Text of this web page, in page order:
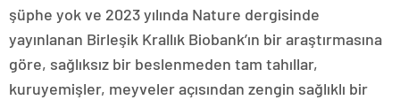
şüphe yok ve 2023 yılında Nature dergisinde
yayınlanan Birleşik Krallık Biobank’ın bir araştırmasına
göre, sağlıksız bir beslenmeden tam tahıllar,
kuruyemişler, meyveler açısından zengin sağlıklı bir